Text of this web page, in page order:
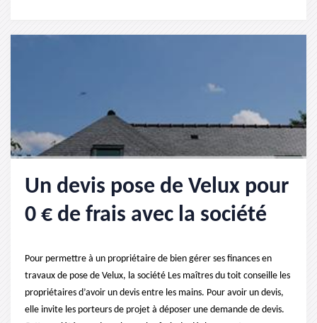
Un devis pose de Velux pour
0 € de frais avec la société
Pour permettre à un propriétaire de bien gérer ses finances en
travaux de pose de Velux, la société Les maîtres du toit conseille les
propriétaires d’avoir un devis entre les mains. Pour avoir un devis,
elle invite les porteurs de projet à déposer une demande de devis.